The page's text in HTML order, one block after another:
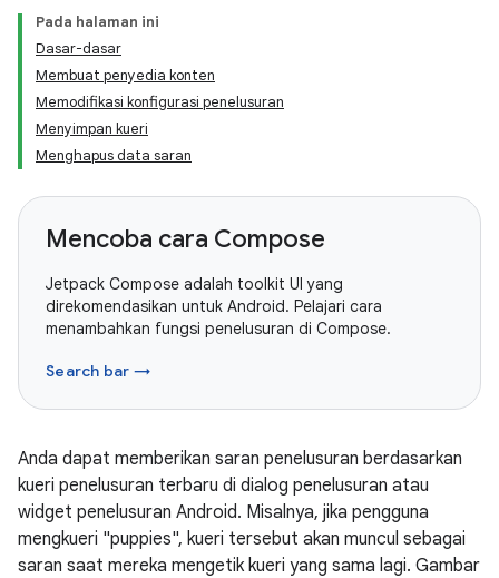
Pada halaman ini
Dasar-dasar
Membuat penyedia konten
Memodifikasi konfigurasi penelusuran
Menyimpan kueri
Menghapus data saran
Mencoba cara Compose
Jetpack Compose adalah toolkit UI yang
direkomendasikan untuk Android. Pelajari cara
menambahkan fungsi penelusuran di Compose.
Search bar →
Anda dapat memberikan saran penelusuran berdasarkan
kueri penelusuran terbaru di dialog penelusuran atau
widget penelusuran Android. Misalnya, jika pengguna
mengkueri "puppies", kueri tersebut akan muncul sebagai
saran saat mereka mengetik kueri yang sama lagi. Gambar